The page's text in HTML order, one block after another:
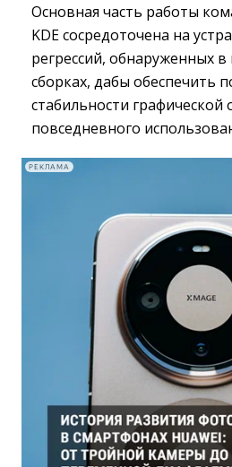
Основная часть работы
KDE сосредоточена на
регрессий, обнаруженных
сборках, дабы обеспечить
стабильности графической
повседневного
РЕКЛАМА